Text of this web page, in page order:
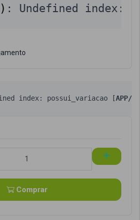
: Undefined index:
index: possui_variacao [APP/
Comprar